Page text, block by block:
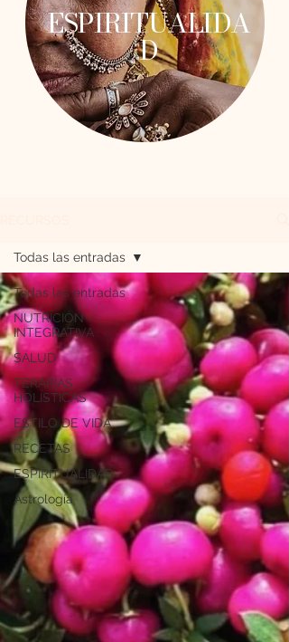
ESPIRITUALIDA
D
Todas las entradas
NUTRICIÓN
INTEGRATIVA
SALUD
TERAPIAS
HOLÍSTICAS
ESTILO DE VIDA
RECETAS
ESPIRITUALIDAD
Astrología
Todas las entradas